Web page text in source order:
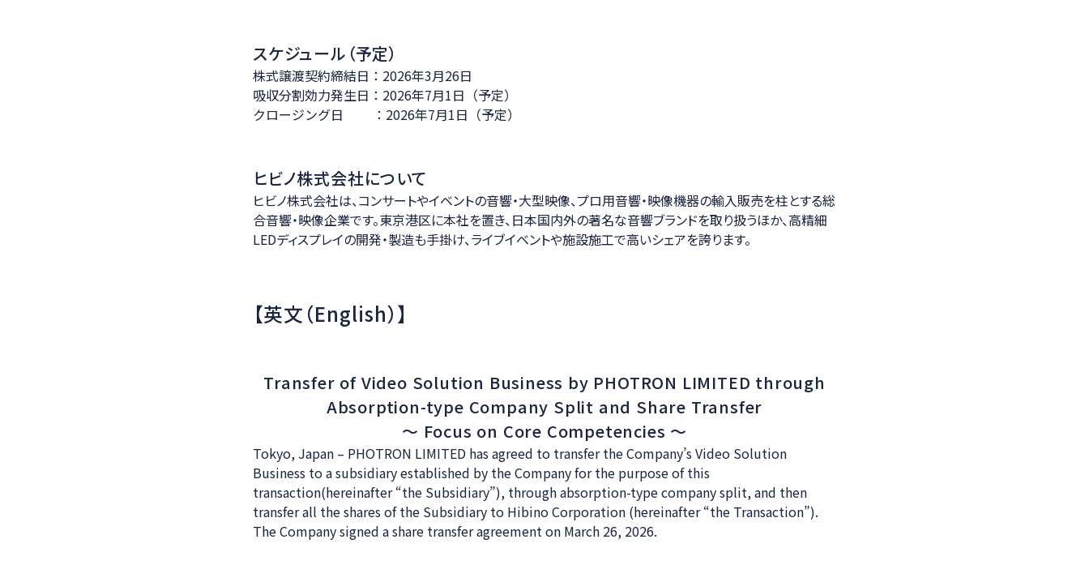
スケジュール（予定）
株式譲渡契約締結日：2026年3月26日
吸収分割効力発生日：2026年7月1日（予定）
クロージング日 ：2026年7月1日（予定）
ヒビノ株式会社について
ヒビノ株式会社は、コンサートやイベントの音響・大型映像、プロ用音響・映像機器の輸入販売を柱とする総
合音響・映像企業です。東京港区に本社を置き、日本国内外の著名な音響ブランドを取り扱うほか、高精細
LEDディスプレイの開発・製造も手掛け、ライブイベントや施設施工で高いシェアを誇ります。
【英文（English）】
Transfer of Video Solution Business by PHOTRON LIMITED through
Absorption-type Company Split and Share Transfer
～ Focus on Core Competencies ～
Tokyo, Japan – PHOTRON LIMITED has agreed to transfer the Company’s Video Solution
Business to a subsidiary established by the Company for the purpose of this
transaction(hereinafter “the Subsidiary”), through absorption-type company split, and then
transfer all the shares of the Subsidiary to Hibino Corporation (hereinafter “the Transaction”).
The Company signed a share transfer agreement on March 26, 2026.